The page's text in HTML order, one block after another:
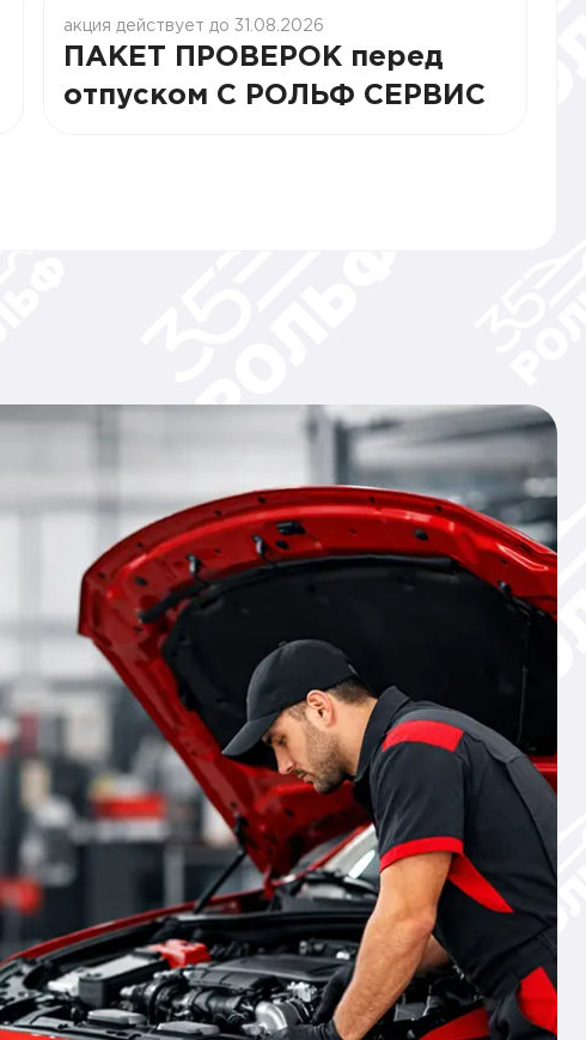
акция действует до 31.08.2026
ПАКЕТ ПРОВЕРОК перед
отпуском С РОЛЬФ СЕРВИС